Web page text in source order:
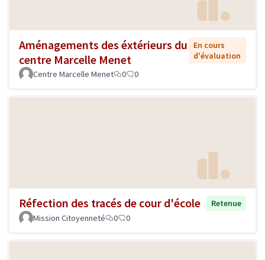
Aménagements des éxtérieurs du
centre Marcelle Menet
En cours
d'évaluation
Centre Marcelle Menet
0 0
Réfection des tracés de cour d'école
Retenue
Mission Citoyenneté
0 0